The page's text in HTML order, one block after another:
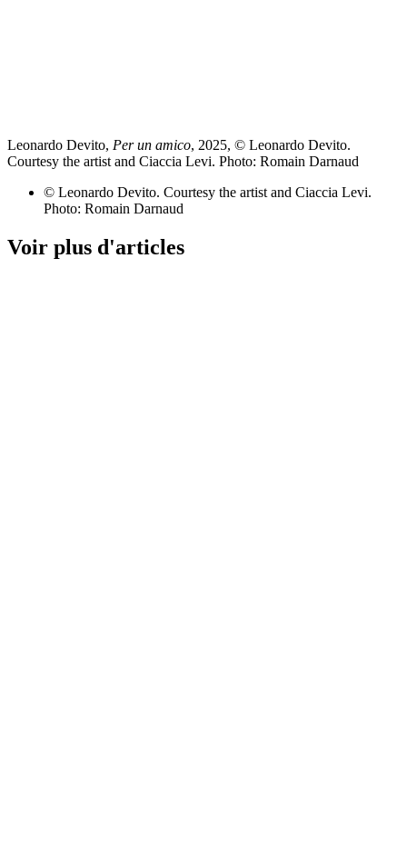
Leonardo Devito, Per un amico, 2025, © Leonardo Devito.
Courtesy the artist and Ciaccia Levi. Photo: Romain Darnaud
© Leonardo Devito. Courtesy the artist and Ciaccia Levi.
Photo: Romain Darnaud
Voir plus d'articles